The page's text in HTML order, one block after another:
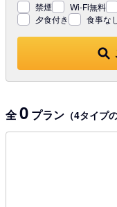
禁煙 Wi-Fi無料
夕食付き
食事な
全0 プラン （4タイプ